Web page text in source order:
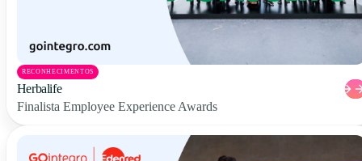
RECONHECIMENTOS
Herbalife
Finalista Employee Experience Awards